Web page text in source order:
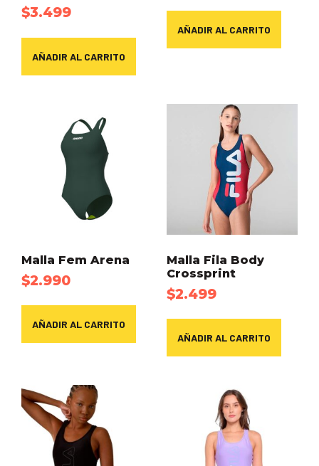
$3.499
AÑADIR AL CARRITO
AÑADIR AL CARRITO
Malla Fem Arena
$2.990
AÑADIR AL CARRITO
Malla Fila Body
Crossprint
$2.499
AÑADIR AL CARRITO